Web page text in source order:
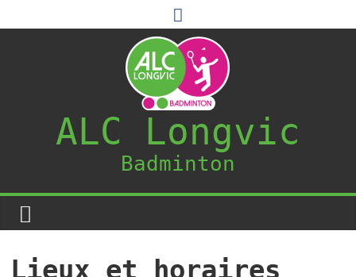
ALC Longvic
Badminton
Lieux et horaires